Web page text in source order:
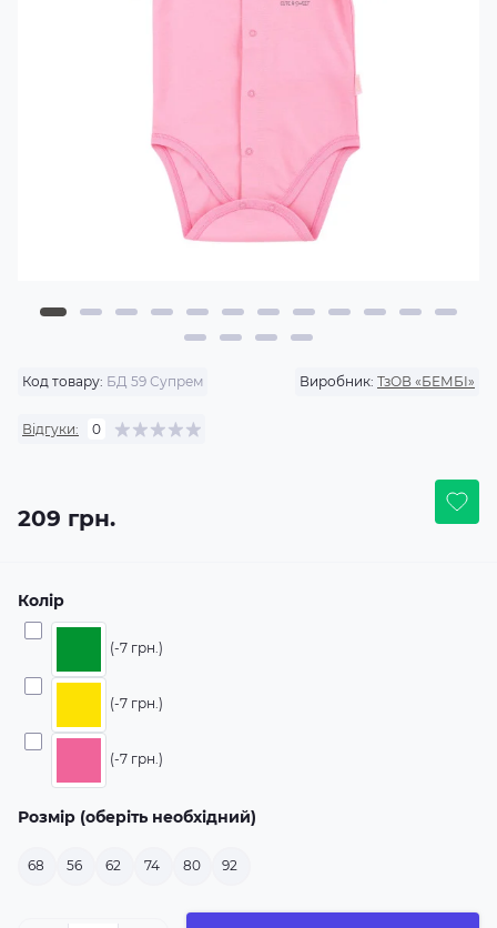
Код товару: БД 59 Супрем Виробник: ТзОВ «БЕМБІ»
Відгуки: 0
209 грн.
Колір
(-7 грн.)
(-7 грн.)
(-7 грн.)
Розмір (оберіть необхідний)
68 56 62 74 80 92